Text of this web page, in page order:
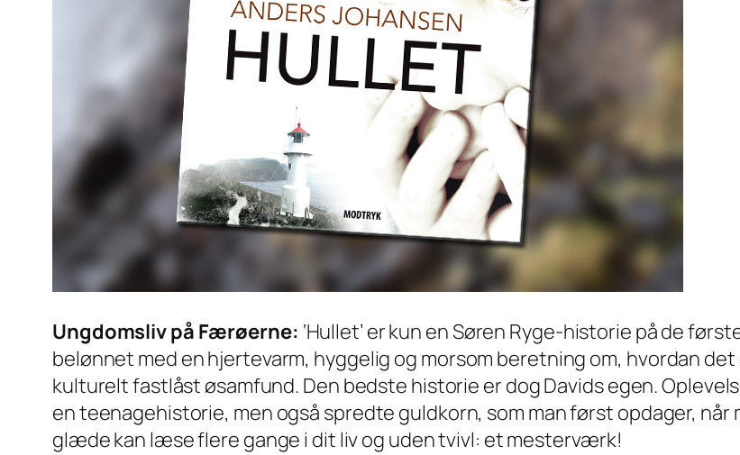
Ungdomsliv på Færøerne: ‘Hullet’ er kun en Søren Ryge-historie på de
belønnet med en hjertevarm, hyggelig og morsom beretning om, hvordan
kulturelt fastlåst øsamfund. Den bedste historie er dog Davids egen.
en teenagehistorie, men også spredte guldkorn, som man først opdager,
glæde kan læse flere gange i dit liv og uden tvivl: et mesterværk!